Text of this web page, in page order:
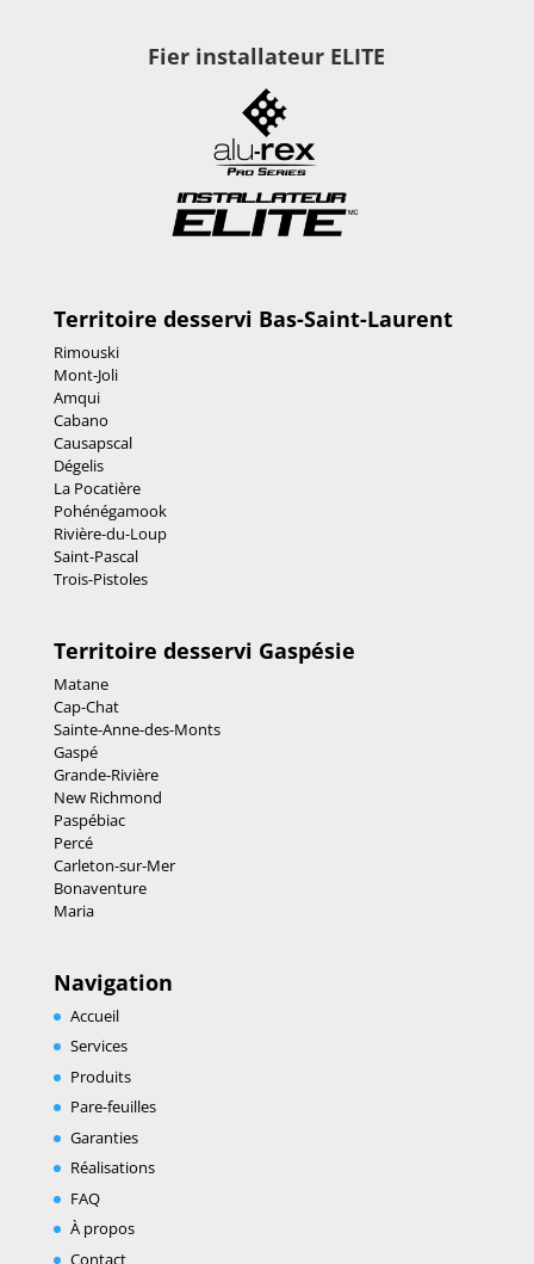
Fier installateur ELITE
Territoire desservi Bas-Saint-Laurent
Rimouski
Mont-Joli
Amqui
Cabano
Causapscal
Dégelis
La Pocatière
Pohénégamook
Rivière-du-Loup
Saint-Pascal
Trois-Pistoles
Territoire desservi Gaspésie
Matane
Cap-Chat
Sainte-Anne-des-Monts
Gaspé
Grande-Rivière
New Richmond
Paspébiac
Percé
Carleton-sur-Mer
Bonaventure
Maria
Navigation
Accueil
Services
Produits
Pare-feuilles
Garanties
Réalisations
FAQ
À propos
Contact